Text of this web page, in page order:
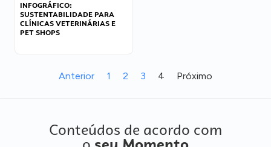
INFOGRÁFICO:
SUSTENTABILIDADE PARA
CLÍNICAS VETERINÁRIAS E
PET SHOPS
Anterior 1 2 3 4 Próximo
Conteúdos de acordo com